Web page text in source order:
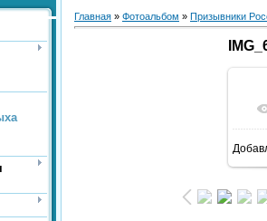
Главная » Фотоальбом » Призывники